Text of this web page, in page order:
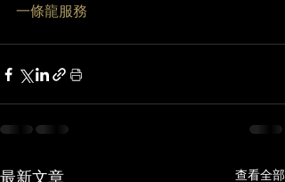
一條龍服務
最新文章 查看全部